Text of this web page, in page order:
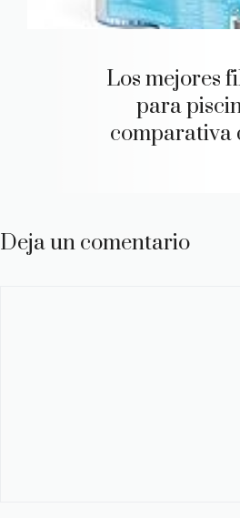
Los mejores
para
comparativa
Deja un comentario